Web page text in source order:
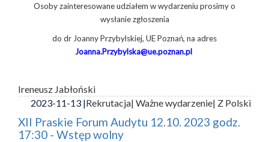
Osoby zainteresowane udziałem w wydarzeniu prosimy o
wysłanie zgłoszenia
do dr Joanny Przybylskiej, UE Poznań, na adres
Joanna.Przybylska@ue.poznan.pl
Ireneusz Jabłoński
2023-11-13 |Rekrutacja| Ważne wydarzenie| Z Polski
XII Praskie Forum Audytu 12.10. 2023 godz.
17:30 - Wstęp wolny